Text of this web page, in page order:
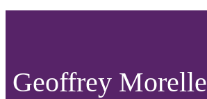
Geoffrey Morelle